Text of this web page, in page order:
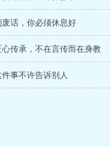
废话，你必须休息好
心传承，不在言传而在身教
件事不许告诉别人